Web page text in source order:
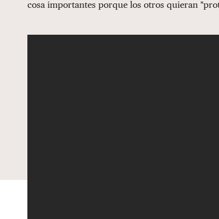
cosa importantes porque los otros quieran